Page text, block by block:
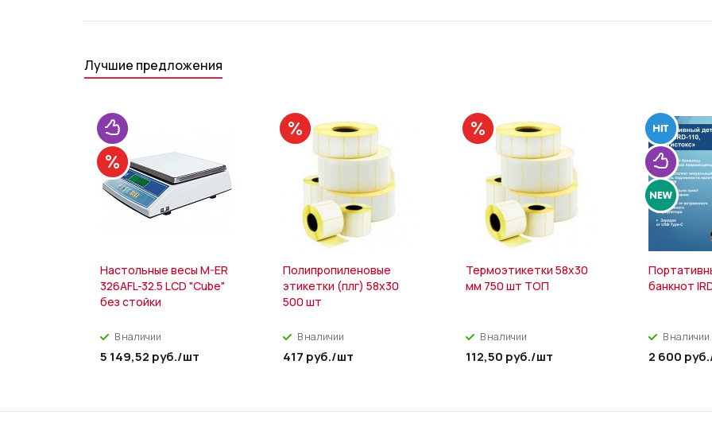
Лучшие предложения
Настольные весы M-ER
326AFL-32.5 LCD "Cube"
без стойки
В наличии
5 149,52 руб./шт
Полипропиленовые
этикетки (плг) 58х30
500 шт
В наличии
417 руб./шт
Термоэтикетки 58х30
мм 750 шт ТОП
В наличии
112,50 руб./шт
банкнот
В наличии
2 600 руб.